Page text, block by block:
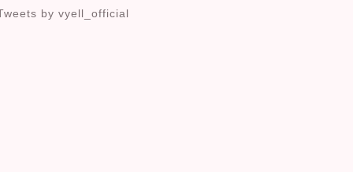
by vyell_official